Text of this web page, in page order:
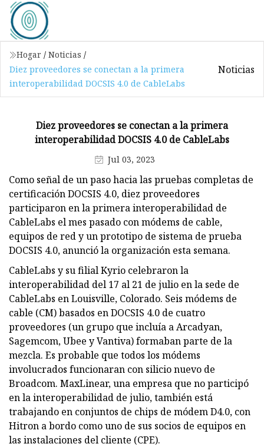
Hogar / Noticias /
Diez proveedores se conectan a la primera
interoperabilidad DOCSIS 4.0 de CableLabs
Noticias
Diez proveedores se conectan a la primera
interoperabilidad DOCSIS 4.0 de CableLabs
Jul 03, 2023
Como señal de un paso hacia las pruebas completas de
certificación DOCSIS 4.0, diez proveedores
participaron en la primera interoperabilidad de
CableLabs el mes pasado con módems de cable,
equipos de red y un prototipo de sistema de prueba
DOCSIS 4.0, anunció la organización esta semana.
CableLabs y su filial Kyrio celebraron la
interoperabilidad del 17 al 21 de julio en la sede de
CableLabs en Louisville, Colorado. Seis módems de
cable (CM) basados ​​en DOCSIS 4.0 de cuatro
proveedores (un grupo que incluía a Arcadyan,
Sagemcom, Ubee y Vantiva) formaban parte de la
mezcla. Es probable que todos los módems
involucrados funcionaran con silicio nuevo de
Broadcom. MaxLinear, una empresa que no participó
en la interoperabilidad de julio, también está
trabajando en conjuntos de chips de módem D4.0, con
Hitron a bordo como uno de sus socios de equipos en
las instalaciones del cliente (CPE).